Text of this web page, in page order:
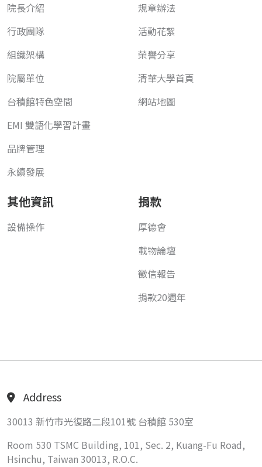
院長介紹
行政團隊
組織架構
院屬單位
台積館特色空間
EMI 雙語化學習計畫
品牌管理
永續發展
規章辦法
活動花絮
榮譽分享
清華大學首頁
網站地圖
其他資訊
設備操作
捐款
厚德會
載物論壇
徵信報告
捐款20週年
Address
30013 新竹市光復路二段101號 台積館 530室
Room 530 TSMC Building, 101, Sec. 2, Kuang-Fu Road,
Hsinchu, Taiwan 30013, R.O.C.